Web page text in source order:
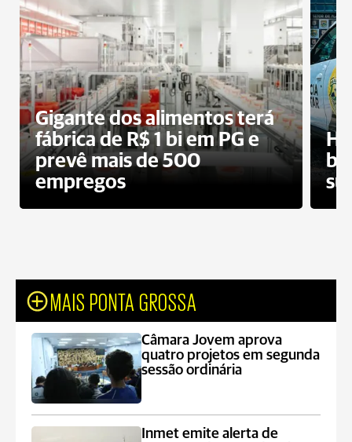
Gigante dos alimentos terá
fábrica de R$ 1 bi em PG e
prevê mais de 500
empregos
MAIS PONTA GROSSA
Câmara Jovem aprova
quatro projetos em segunda
sessão ordinária
Inmet emite alerta de